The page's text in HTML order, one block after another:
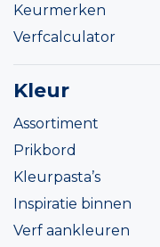
Keurmerken
Verfcalculator
Kleur
Assortiment
Prikbord
Kleurpasta’s
Inspiratie binnen
Verf aankleuren